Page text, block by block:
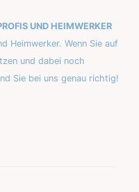
UND HEIMWERKER
Heimwerker. Wenn Sie auf
und dabei noch
Sie bei uns genau richtig!